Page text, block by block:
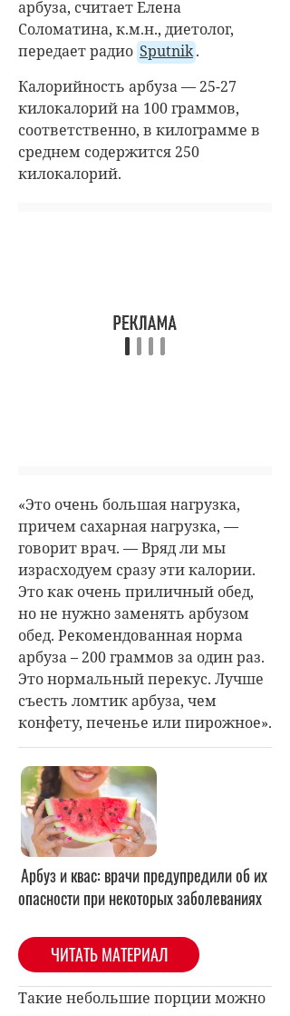
арбуза, считает Елена
Соломатина, к.м.н., диетолог,
передает радио Sputnik.
Калорийность арбуза — 25-27
килокалорий на 100 граммов,
соответственно, в килограмме в
среднем содержится 250
килокалорий.
«Это очень большая нагрузка,
причем сахарная нагрузка, —
говорит врач. — Вряд ли мы
израсходуем сразу эти калории.
Это как очень приличный обед,
но не нужно заменять арбузом
обед. Рекомендованная норма
арбуза – 200 граммов за один раз.
Это нормальный перекус. Лучше
съесть ломтик арбуза, чем
конфету, печенье или пирожное».
Арбуз и квас: врачи предупредили об их
опасности при некоторых заболеваниях
ЧИТАТЬ МАТЕРИАЛ
Такие небольшие порции можно